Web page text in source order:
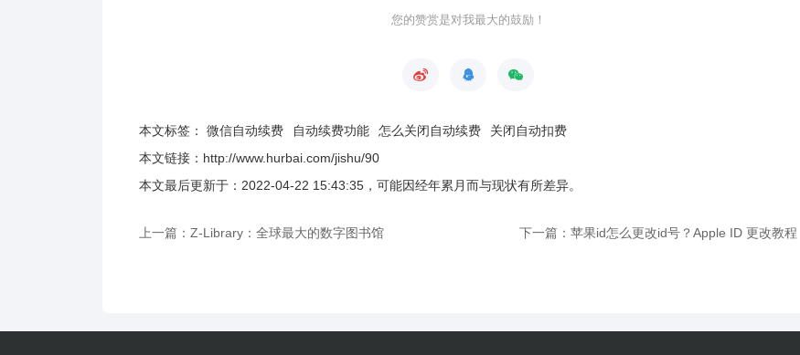
您的赞赏是对我最大的鼓励！
本文标签： 微信自动续费 自动续费功能 怎么关闭自动续费
关闭自动扣费
本文链接： http://www.hurbai.com/jishu/90
本文最后更新于： 2022-04-22 15:43:35 ，可能因经年累月而与现状有所差异。
上一篇：Z-Library：全球最大的数字图书馆 下一篇：苹果id怎么更改id号？Apple ID 更改教程